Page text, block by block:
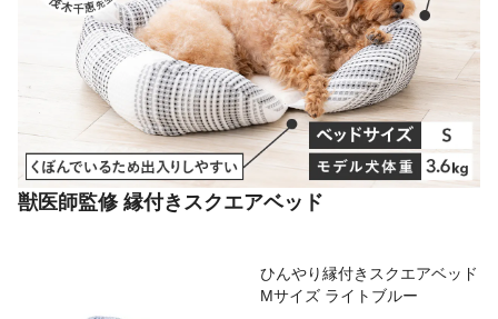
獣医師監修 縁付きスクエアベッド
ひんやり縁付きスクエアベッド
Mサイズ ライトブルー